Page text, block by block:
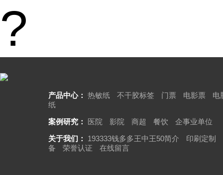
?
产品中心： 热敏纸 不干胶标签 门票 电影票
电
纸
案例研究：
医院 影院 商超 餐饮
企事业单位
关于我们：
193333钱多多王中王50简介
印刷定制
备
荣誉认证 在线留言